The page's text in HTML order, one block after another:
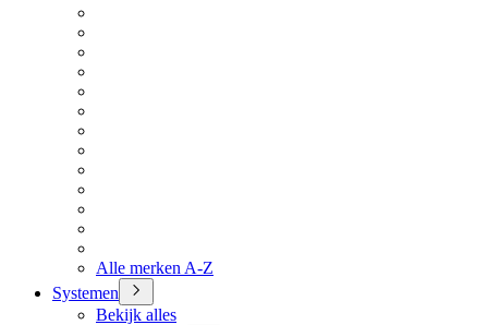
Alle merken A-Z
Systemen
Bekijk alles